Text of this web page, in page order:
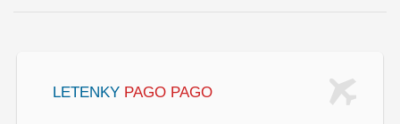
LETENKY PAGO PAGO